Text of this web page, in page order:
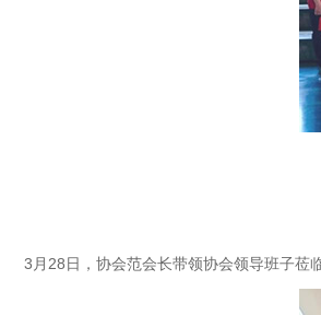
3月28日，协会范会长带领协会领导班子莅